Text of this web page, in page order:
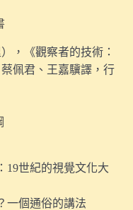
灣」｜談《拒絕
「沒用」的事？｜
了「黑色」的視
（試聽版）
），《觀察者的技術：
佩君、王嘉驥譯，行
19世紀的視覺文化大
一個通俗的講法